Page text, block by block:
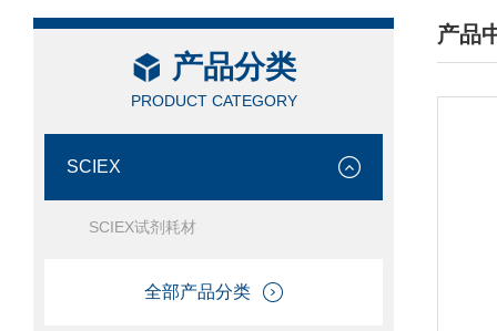
产品分类
PRODUCT CATEGORY
SCIEX
SCIEX试剂耗材
全部产品分类
产品
/